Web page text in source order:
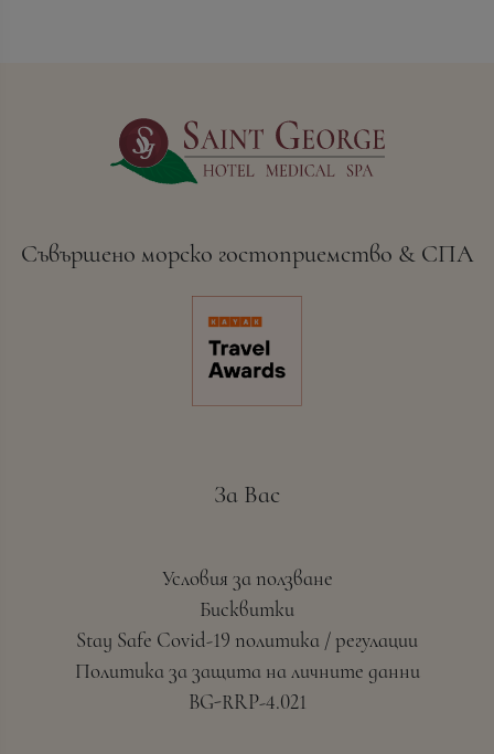
Съвършено морско гостоприемство & СПА
За Вас
Условия за ползване
Бисквитки
Stay Safe Covid-19 политика / регулации
Политика за защита на личните данни
BG-RRP-4.021